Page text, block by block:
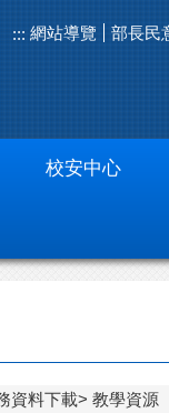
::: 網站導覽 部長民
校安中心
資料下載 教學資源